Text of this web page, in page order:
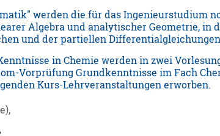
werden die für das Ingenieurstudium
Algebra und analytischer Geometrie, in
und der partiellen
in Chemie werden in zwei
Vorprüfung Grundkenntnisse im Fach
Kurs-Lehrveranstaltungen erworben.